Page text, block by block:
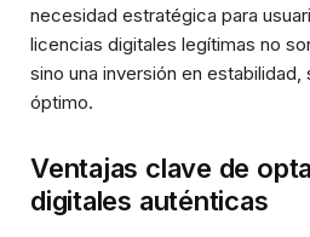
necesidad estratégica para
licencias digitales legítimas no
sino una inversión en
óptimo.
Ventajas clave de
digitales auténticas